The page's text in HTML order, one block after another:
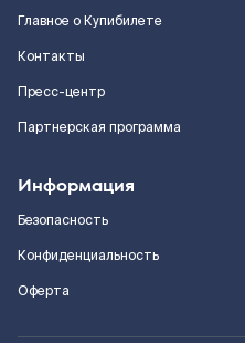
Главное о Купибилете
Контакты
Пресс-центр
Партнерская программа
Информация
Безопасность
Конфиденциальность
Оферта